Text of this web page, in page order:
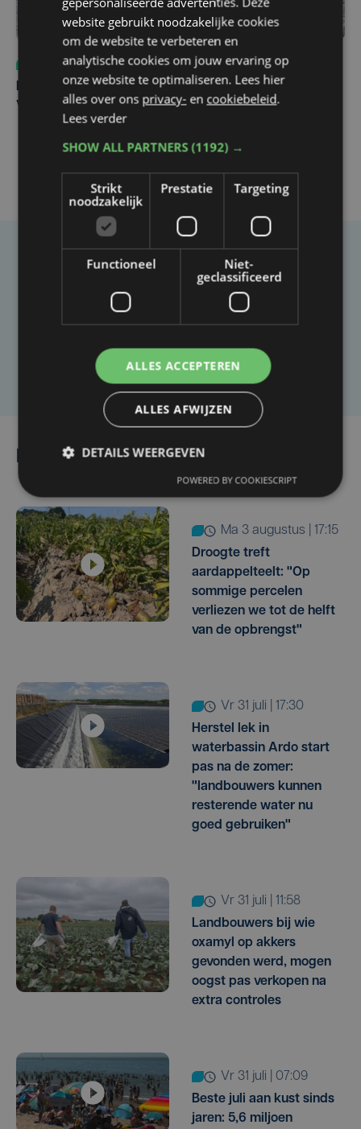
Sport
do 6 augustus | 10:49
Margot Vanpachtenbeke beklimt zeven keer de Mont
Ventoux
Taalfout opgemerkt?
Heb je een taal- of schrijffout opgemerkt in dit
Laat het ons weten
Lees ook
ma 3 augustus | 17:15
Droogte treft
aardappelteelt: "Op
sommige percelen
verliezen we tot de helft
van de opbrengst"
vr 31 juli | 17:30
Herstel lek in
waterbassin Ardo start
pas na de zomer:
"landbouwers kunnen
resterende water nu
goed gebruiken"
vr 31 juli | 11:58
Landbouwers bij wie
oxamyl op akkers
gevonden werd, mogen
oogst pas verkopen na
extra controles
vr 31 juli | 07:09
Beste juli aan kust sinds
jaren: 5,6 miljoen
website gebruikt noodzakelijke cookies
om de website te verbeteren en
analytische cookies om jouw ervaring op
onze website te optimaliseren. Lees hier
alles over ons privacy- en cookiebeleid.
Lees verder
SHOW ALL PARTNERS(1192) →
Strikt
noodzakelijk
Prestatie Targeting
Functioneel
Niet-
geclassificeerd
ALLES ACCEPTEREN
ALLES AFWIJZEN
DETAILS WEERGEVEN
POWERED BY COOKIESCRIPT